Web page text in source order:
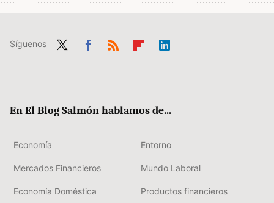
Síguenos
En El Blog Salmón hablamos de...
Economía Entorno
Mercados Financieros Mundo Laboral
Economía Doméstica Productos financieros